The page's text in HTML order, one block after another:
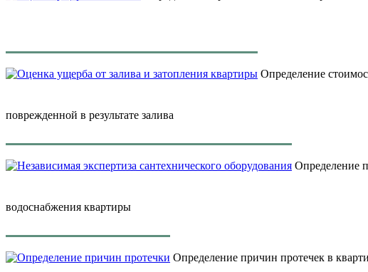
Определение
поврежденной в результате залива
Определение
водоснабжения квартиры
Определение причин протечек в